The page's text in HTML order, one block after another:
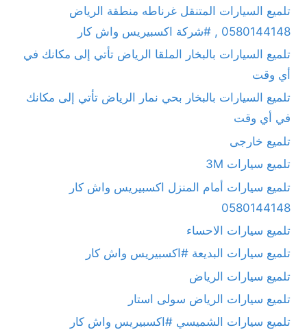
تلميع السيارات المتنقل غرناطه منطقة الرياض
0580144148 , #شركة اكسبيريس واش كار
تلميع السيارات بالبخار الملقا الرياض تأتي إلى مكانك في
أي وقت
تلميع السيارات بالبخار بحي نمار الرياض تأتي إلى مكانك
في أي وقت
تلميع خارجى
تلميع سيارات 3M
تلميع سيارات أمام المنزل اكسبيريس واش كار
0580144148
تلميع سيارات الاحساء
تلميع سيارات البديعة #اكسبيريس واش كار
تلميع سيارات الرياض
تلميع سيارات الرياض سولى استار
تلميع سيارات الشميسي #اكسبيريس واش كار